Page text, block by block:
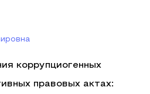
коррупциогенных
правовых актах: